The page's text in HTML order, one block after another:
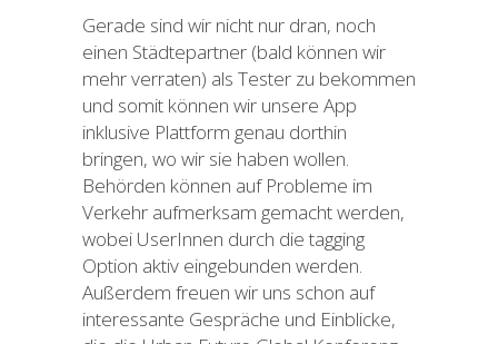
Gerade sind wir nicht nur dran, noch
einen Städtepartner (bald können wir
mehr verraten) als Tester zu bekommen
und somit können wir unsere App
inklusive Plattform genau dorthin
bringen, wo wir sie haben wollen.
Behörden können auf Probleme im
Verkehr aufmerksam gemacht werden,
wobei UserInnen durch die tagging
Option aktiv eingebunden werden.
Außerdem freuen wir uns schon auf
interessante Gespräche und Einblicke,